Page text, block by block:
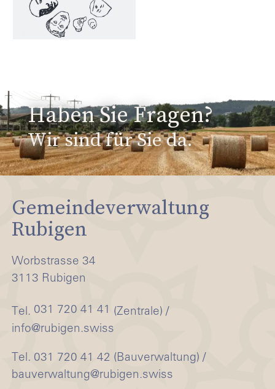
Haben Sie Fragen?
Wir sind für Sie da.
Gemeindeverwaltung
Rubigen
Worbstrasse 34
3113 Rubigen
Tel. 031 720 41 41 (Zentrale) /
info@rubigen.swiss
Tel. 031 720 41 42 (Bauverwaltung) /
bauverwaltung@rubigen.swiss